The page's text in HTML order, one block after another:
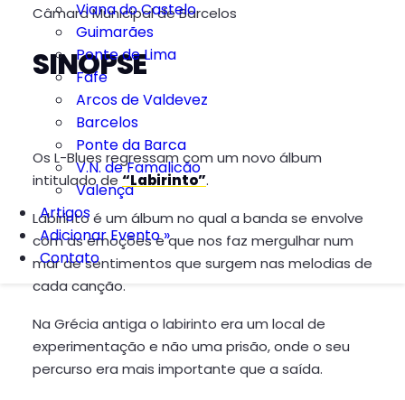
Viana do Castelo
Guimarães
Ponte de Lima
Fafe
Arcos de Valdevez
Barcelos
Ponte da Barca
V.N. de Famalicão
Valença
Artigos
Adicionar Evento »
Contato
Câmara Municipal de Barcelos
SINOPSE
Os L-Blues regressam com um novo álbum
intitulado de “Labirinto”.
Labirinto é um álbum no qual a banda se envolve
com as emoções e que nos faz mergulhar num
mar de sentimentos que surgem nas melodias de
cada canção.
Na Grécia antiga o labirinto era um local de
experimentação e não uma prisão, onde o seu
percurso era mais importante que a saída.